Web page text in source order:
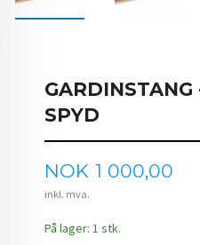
GARDINSTANG
SPYD
Pris
NOK 1 000,00
inkl. mva.
På lager: 1 stk.